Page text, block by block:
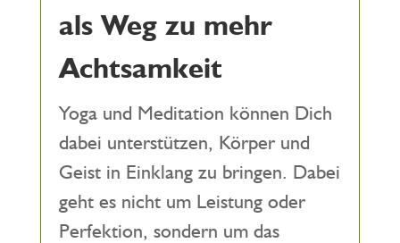
als Weg zu mehr
Achtsamkeit
Yoga und Meditation können Dich
dabei unterstützen, Körper und
Geist in Einklang zu bringen. Dabei
geht es nicht um Leistung oder
Perfektion, sondern um das